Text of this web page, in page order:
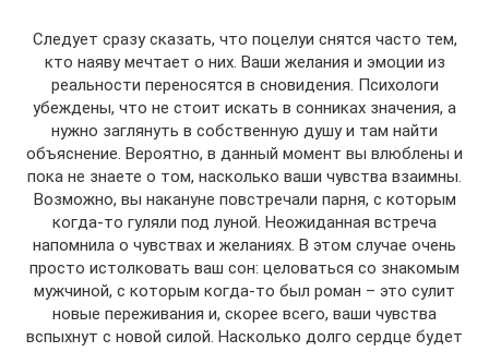
Следует сразу сказать, что поцелуи снятся часто тем,
кто наяву мечтает о них. Ваши желания и эмоции из
реальности переносятся в сновидения. Психологи
убеждены, что не стоит искать в сонниках значения, а
нужно заглянуть в собственную душу и там найти
объяснение. Вероятно, в данный момент вы влюблены и
пока не знаете о том, насколько ваши чувства взаимны.
Возможно, вы накануне повстречали парня, с которым
когда-то гуляли под луной. Неожиданная встреча
напомнила о чувствах и желаниях. В этом случае очень
просто истолковать ваш сон: целоваться со знакомым
мужчиной, с которым когда-то был роман – это сулит
новые переживания и, скорее всего, ваши чувства
вспыхнут с новой силой. Насколько долго сердце будет